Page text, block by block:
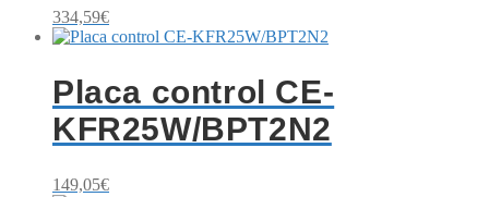
334,59€
Placa control CE-
KFR25W/BPT2N2
149,05€